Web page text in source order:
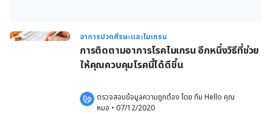
อาการปวดศีรษะและไมเกรน
การติดตามอาการโรคไมเกรน อีกหนึ่งวิธีที่ช่วย
ให้คุณควบคุมโรคนี้ได้ดีขึ้น
ตรวจสอบข้อมูลความถูกต้อง โดย ทีม Hello คุณ
หมอ • 07/12/2020